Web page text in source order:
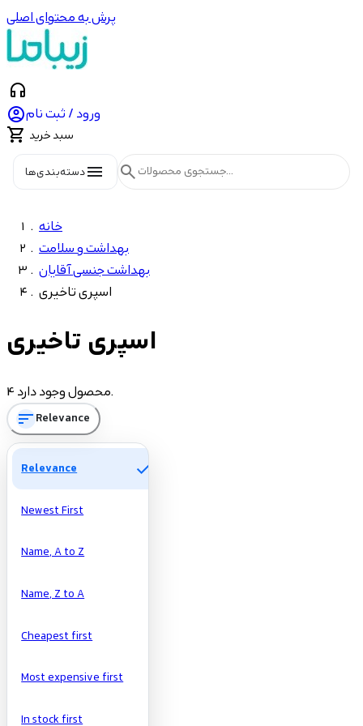
پرش به محتوای اصلی
headphones
ورود / ثبت نام
 سبد خرید
menuدسته‌بندی‌ها search
خانه
بهداشت و سلامت
بهداشت جنسی آقایان
اسپری تاخیری
تومان
تومان
Manufacturers
اسپری تاخیری
4 محصول وجود دارد.
sortRelevance
Relevance check
Newest First
Name, A to Z
Name, Z to A
Cheapest first
Most expensive first
In stock first